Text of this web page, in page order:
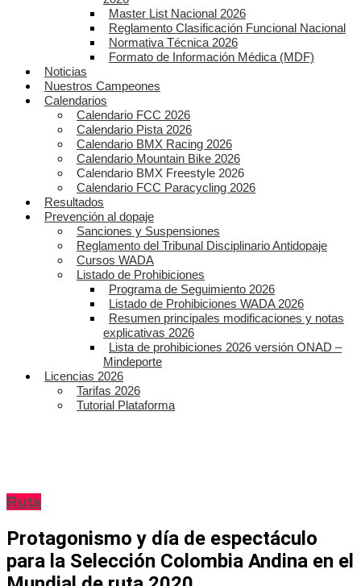
Master List Nacional 2026
Reglamento Clasificación Funcional Nacional
Normativa Técnica 2026
Formato de Información Médica (MDF)
Noticias
Nuestros Campeones
Calendarios
Calendario FCC 2026
Calendario Pista 2026
Calendario BMX Racing 2026
Calendario Mountain Bike 2026
Calendario BMX Freestyle 2026
Calendario FCC Paracycling 2026
Resultados
Prevención al dopaje
Sanciones y Suspensiones
Reglamento del Tribunal Disciplinario Antidopaje
Cursos WADA
Listado de Prohibiciones
Programa de Seguimiento 2026
Listado de Prohibiciones WADA 2026
Resumen principales modificaciones y notas
explicativas 2026
Lista de prohibiciones 2026 versión ONAD –
Mindeporte
Licencias 2026
Tarifas 2026
Tutorial Plataforma
Ruta
Protagonismo y día de espectáculo
para la Selección Colombia Andina en el